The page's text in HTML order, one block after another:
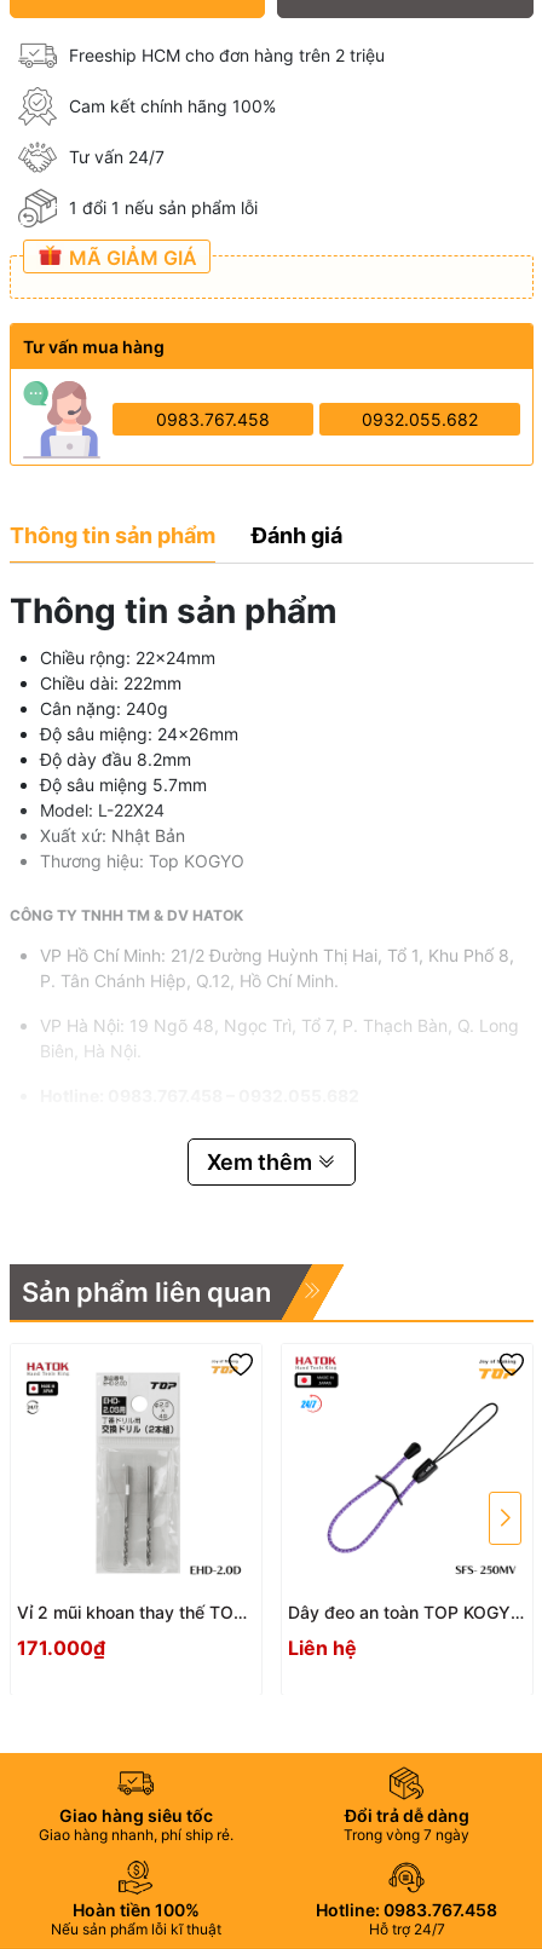
Freeship HCM cho đơn hàng trên 2 triệu
Cam kết chính hãng 100%
Tư vấn 24/7
1 đổi 1 nếu sản phẩm lỗi
MÃ GIẢM GIÁ
Tư vấn mua hàng
0983.767.458 0932.055.682
Thông tin sản phẩm Đánh giá
Thông tin sản phẩm
Chiều rộng: 22×24mm
Chiều dài: 222mm
Cân nặng: 240g
Độ sâu miệng: 24x26mm
Độ dày đầu 8.2mm
Độ sâu miệng 5.7mm
Model: L-22X24
Xuất xứ: Nhật Bản
Thương hiệu: Top KOGYO
CÔNG TY TNHH TM & DV HATOK
VP Hồ Chí Minh: 21/2 Đường Huỳnh Thị Hai, Tổ 1, Khu Phố 8,
P. Tân Chánh Hiệp, Q.12, Hồ Chí Minh.
VP Hà Nội: 19 Ngõ 48, Ngọc Trì, Tổ 7, P. Thạch Bàn, Q. Long
Biên, Hà Nội.
Email: hatok2012@gmail.com – lucnv@hatok.vn
Xem thêm
Sản phẩm liên quan
Vỉ 2 mũi khoan thay thế TOP
171.000₫
Dây đeo an toàn TOP KOGYO
SFS - 250MV
Liên hệ
Giao hàng siêu tốc
Giao hàng nhanh, phí ship rẻ.
Đổi trả dễ dàng
Trong vòng 7 ngày
Hoàn tiền 100%
Nếu sản phẩm lỗi kĩ thuật
Hotline: 0983.767.458
Hỗ trợ 24/7